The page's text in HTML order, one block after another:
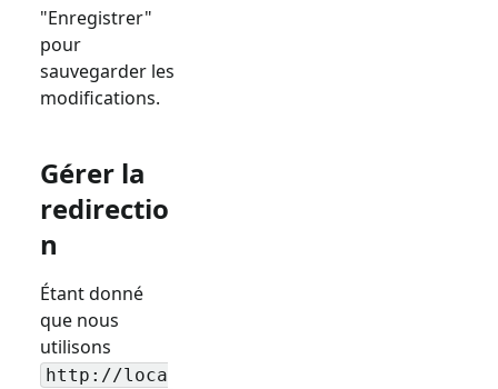
"Enregistrer"
pour
sauvegarder les
modifications.
Gérer la
redirectio
n
Étant donné
que nous
utilisons
http://loca